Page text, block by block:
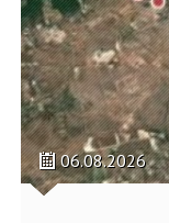
06.08.2026